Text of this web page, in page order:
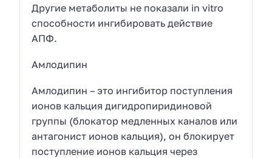
Другие метаболиты не показали in vitro
способности ингибировать действие
АПФ.
Амлодипин
Амлодипин – это ингибитор поступления
ионов кальция дигидропиридиновой
группы (блокатор медленных каналов или
антагонист ионов кальция), он блокирует
поступление ионов кальция через